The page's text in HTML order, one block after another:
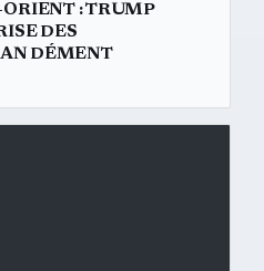
: TRUMP
DES
DÉMENT